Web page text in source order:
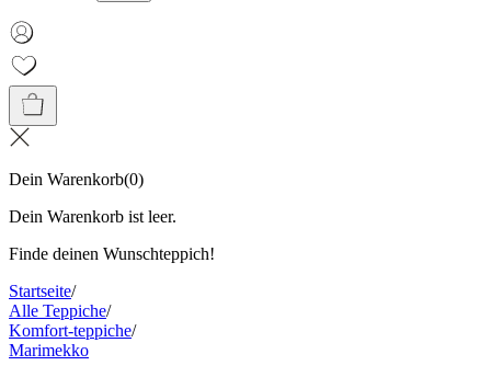
Dein Warenkorb(0)
Dein Warenkorb ist leer.
Finde deinen Wunschteppich!
Startseite/
Alle Teppiche/
Komfort-teppiche/
Marimekko